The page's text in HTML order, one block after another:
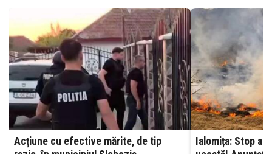
Acțiune cu efective mărite, de tip
Ialomița: Stop